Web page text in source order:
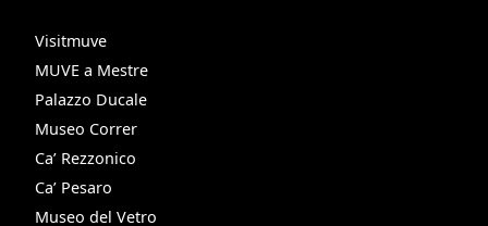
Visitmuve
MUVE a Mestre
Palazzo Ducale
Museo Correr
Ca’ Rezzonico
Ca’ Pesaro
Museo del Vetro